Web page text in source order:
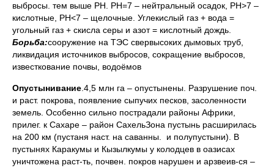
выбросы. тем выше РН. РН=7 – нейтральный осадок, РН>7 –
кислотные, РН<7 – щелочные. Углекислый газ + вода =
угольный газ + скисла серы и азот = кислотный дождь.
Борьба:сооружение на ТЭС свервысоких дымовых труб,
ликвидация источников выбросов, сокращение выбросов,
известкование почвы, водоёмов
Опустынивание .4,5 млн га – опустынены. Разрушение поч.
и раст. покрова, появление сыпучих песков, засоленности
земель. Особенно сильно пострадали районы Африки,
прилег. к Сахаре – район СахельЗона пустынь расширилась
на 200 км (пустаня наст. на саванны. и полупустыни). В
пустынях Каракумы и Кызылкумы у колодцев в оазисах
уничтожена раст-ть, почвен. покров нарушен и арзвеив-ся –